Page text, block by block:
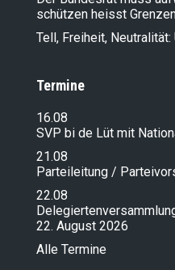
schützen heisst
Tell, Freiheit,
Termine
16.08
SVP bi de Lüt mit
21.08
Parteileitung /
22.08
22. August 2026
Alle Termine